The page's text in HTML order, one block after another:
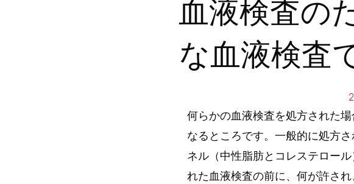
血液検査の
な血液検査
何らかの血液検査を処方された
なるところです。一般的に処方
ネル（中性脂肪とコレステロー
れた血液検査の前に、何が許さ